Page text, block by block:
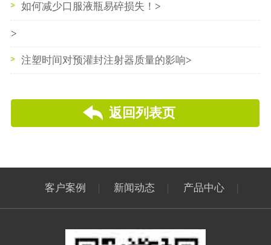
>
如何减少口服液瓶易碎损失！
>
兽用大容量注射液瓶的质量风险分析与质量风险控制
>
注塑时间对预灌封注射器质量的影响
返回列表页
客户案例 新闻动态 产品中心